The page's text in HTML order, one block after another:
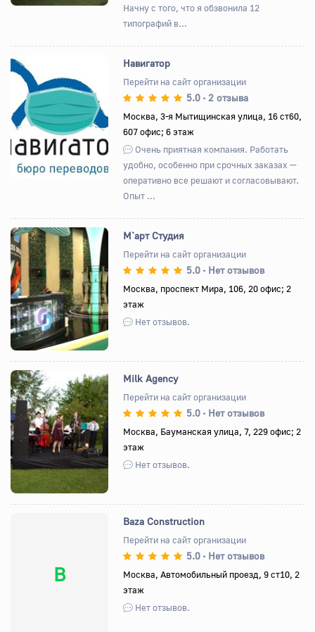
Начну с того, что я обзвонила 12
типографий в...
Назад Вперед
Навигатор
Перейти на сайт организации
5.0 • 2 отзыва
Москва, 3-я Мытищинская улица, 16 ст60,
607 офис; 6 этаж
Очень приятная компания. Работать
удобно, особенно при срочных заказах —
оперативно все решают и согласовывают.
Опыт ...
Назад Вперед
М`арт Студия
Перейти на сайт организации
5.0 • Нет отзывов
Москва, проспект Мира, 106, 20 офис; 2
этаж
Нет отзывов.
Назад Вперед
Milk Agency
Перейти на сайт организации
5.0 • Нет отзывов
Москва, Бауманская улица, 7, 229 офис; 2
этаж
Нет отзывов.
B
Baza Construction
Перейти на сайт организации
5.0 • Нет отзывов
Москва, Автомобильный проезд, 9 ст10, 2
этаж
Нет отзывов.